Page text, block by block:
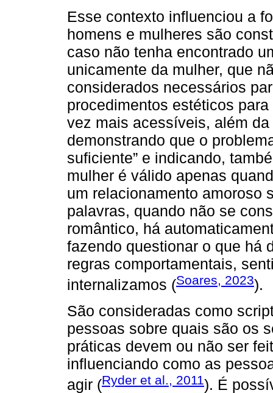
Esse contexto influenciou a
homens e mulheres são
caso não tenha encontrado
unicamente da mulher, que
considerados necessários
procedimentos estéticos
vez mais acessíveis, além
demonstrando que o
suficiente” e indicando,
mulher é válido apenas
um relacionamento amoroso
palavras, quando não se
romântico, há
fazendo questionar o que há
regras comportamentais,
internalizamos (Soares, 2023).
São consideradas como
pessoas sobre quais são os
práticas devem ou não ser
influenciando como as
agir (Ryder et al., 2011). É